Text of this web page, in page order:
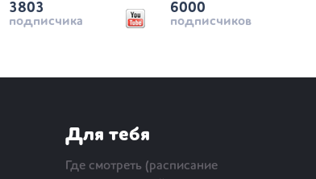
3803
подписчика
6000
подписчиков
Для тебя
Где смотреть (расписание